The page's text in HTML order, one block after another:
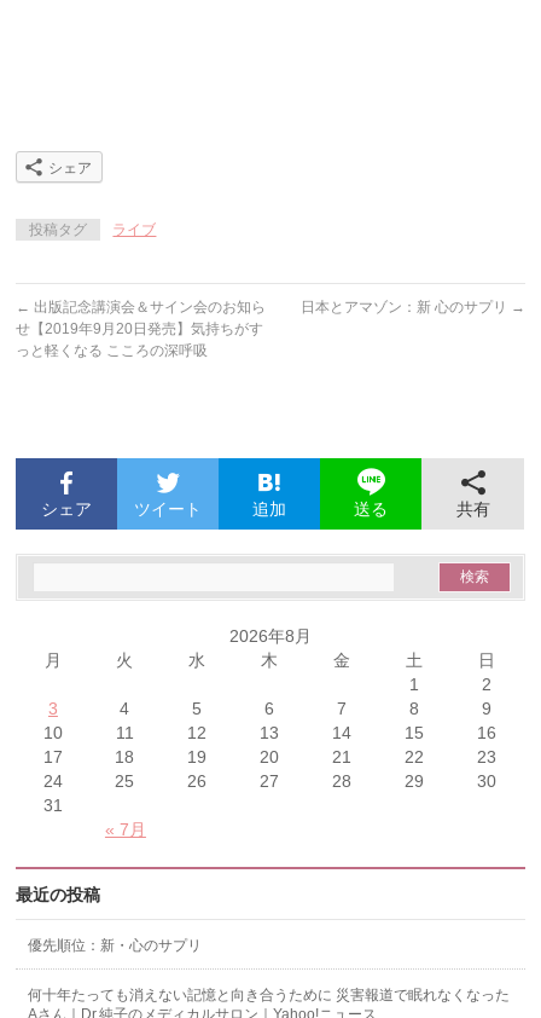
シェア
投稿タグ ライブ
← 出版記念講演会＆サイン会のお知ら
せ【2019年9月20日発売】気持ちがす
っと軽くなる こころの深呼吸
日本とアマゾン：新 心のサプリ →
シェア ツイート 追加 送る 共有
2026年8月
月
火 水 木 金 土 日
« 7月
1
2
3
4 5 6 7 8
9
10
11 12 13 14 15
16
17
18 19 20 21 22
23
24
25 26 27 28 29
30
31
最近の投稿
優先順位：新・心のサプリ
何十年たっても消えない記憶と向き合うために 災害報道で眠れなくなった
Aさん｜Dr.純子のメディカルサロン｜Yahoo!ニュース